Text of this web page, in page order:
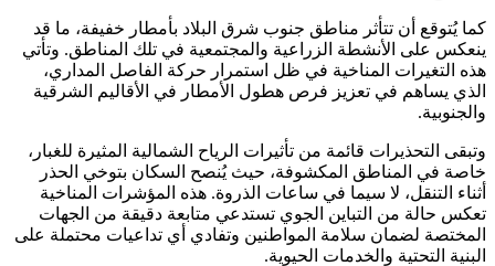
كما يُتوقع أن تتأثر مناطق جنوب شرق البلاد بأمطار خفيفة، ما قد
ينعكس على الأنشطة الزراعية والمجتمعية في تلك المناطق. وتأتي
هذه التغيرات المناخية في ظل استمرار حركة الفاصل المداري،
الذي يساهم في تعزيز فرص هطول الأمطار في الأقاليم الشرقية
والجنوبية.
وتبقى التحذيرات قائمة من تأثيرات الرياح الشمالية المثيرة للغبار،
خاصة في المناطق المكشوفة، حيث يُنصح السكان بتوخي الحذر
أثناء التنقل، لا سيما في ساعات الذروة. هذه المؤشرات المناخية
تعكس حالة من التباين الجوي تستدعي متابعة دقيقة من الجهات
المختصة لضمان سلامة المواطنين وتفادي أي تداعيات محتملة على
البنية التحتية والخدمات الحيوية.